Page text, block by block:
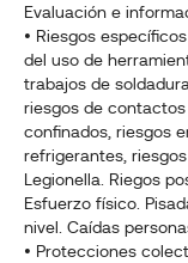
Evaluación e
• Riesgos
del uso de
trabajos de
riesgos de
confinados, riesgos
refrigerantes,
Legionella. Riegos
Esfuerzo físico.
nivel. Caídas
• Protecciones